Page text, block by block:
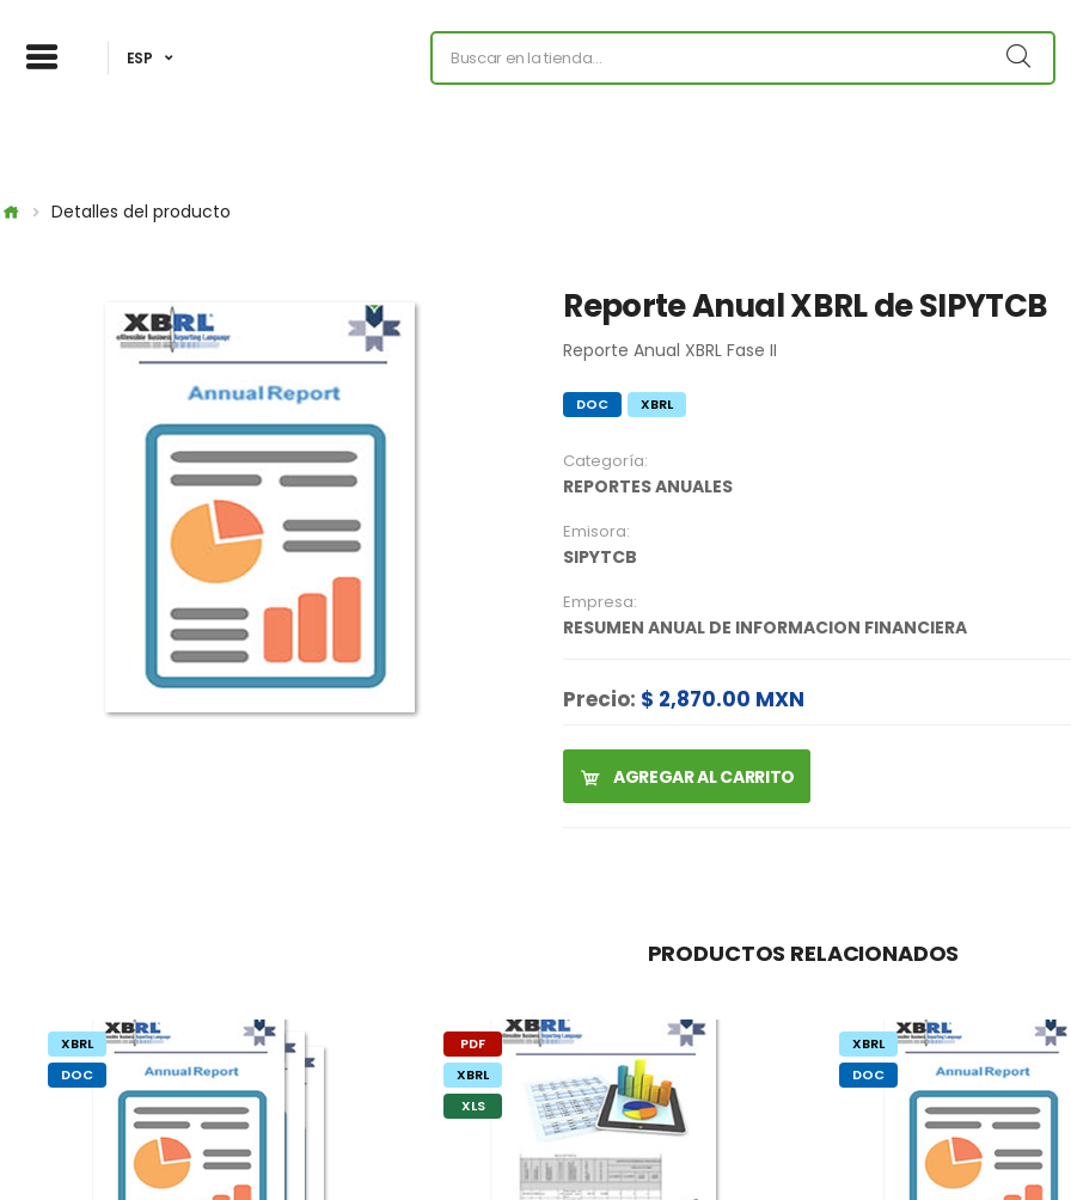
ESP
Detalles del producto
Reporte Anual XBRL de SIPYTCB
Reporte Anual XBRL Fase II
DOC XBRL
Categoría:
REPORTES ANUALES
Emisora:
SIPYTCB
Empresa:
RESUMEN ANUAL DE INFORMACION FINANCIERA
Precio: $ 2,870.00 MXN
AGREGAR AL CARRITO
PRODUCTOS RELACIONADOS
XBRL
DOC
PDF
XBRL
XLS
XBRL
DOC